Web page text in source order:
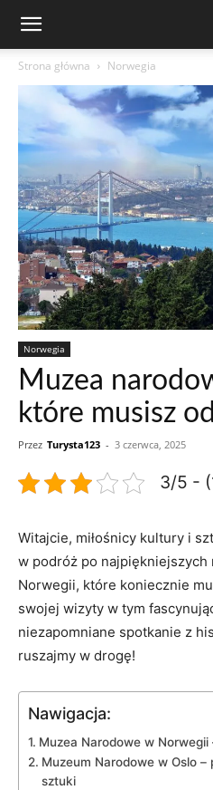
Strona główna Norwegia
Norwegia
Muzea
które musisz
Przez Turysta123 - 3 czerwca, 2025
3/5 -
Witajcie, miłośnicy⁤ kultury i
w podróż ​po najpiękniejszych
Norwegii,​ które⁢ koniecznie
swojej wizyty⁤ w tym
niezapomniane spotkanie⁢ z
ruszajmy ⁣w drogę!
Nawigacja:
Muzea Narodowe w
Muzeum Narodowe w Oslo​ –
sztuki